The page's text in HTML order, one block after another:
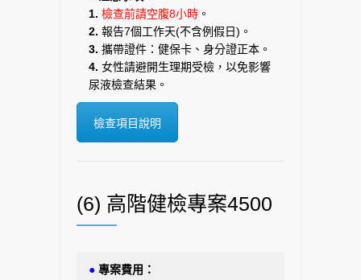
1. 檢查前請空腹8小時 。
2. 報告7個工作天(不含例假日)。
3. 攜帶證件：健保卡、身分證正本。
4. 女性請避開生理期受檢，以免影響
尿液檢查結果。
檢查項目說明
(6) 高階健檢專案4500
● 專案費用：